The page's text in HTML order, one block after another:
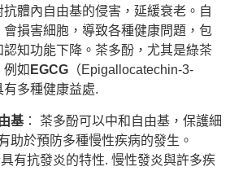
體內自由基的侵害，延緩衰老。自
損害細胞，導致各種健康問題，包
知功能下降。茶多酚，尤其是綠茶
例如 EGCG （Epigallocatechin-3-
多種健康益處.
基： 茶多酚可以中和自由基，保護細
助於預防多種慢性疾病的發生。
具有抗發炎的特性. 慢性發炎與許多疾